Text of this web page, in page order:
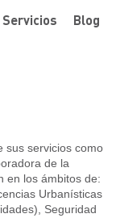
Servicios Blog
sus servicios como
de la
en los ámbitos de:
Urbanísticas
Seguridad